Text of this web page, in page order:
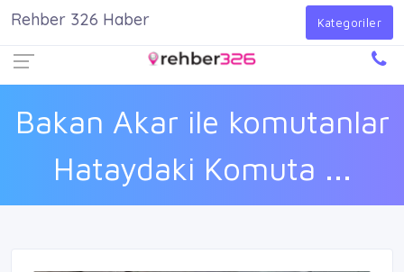
Giriş Yap
Bakan Akar ile komutanlar
Hataydaki Komuta ...
Rehber 326 Haber Kategoriler